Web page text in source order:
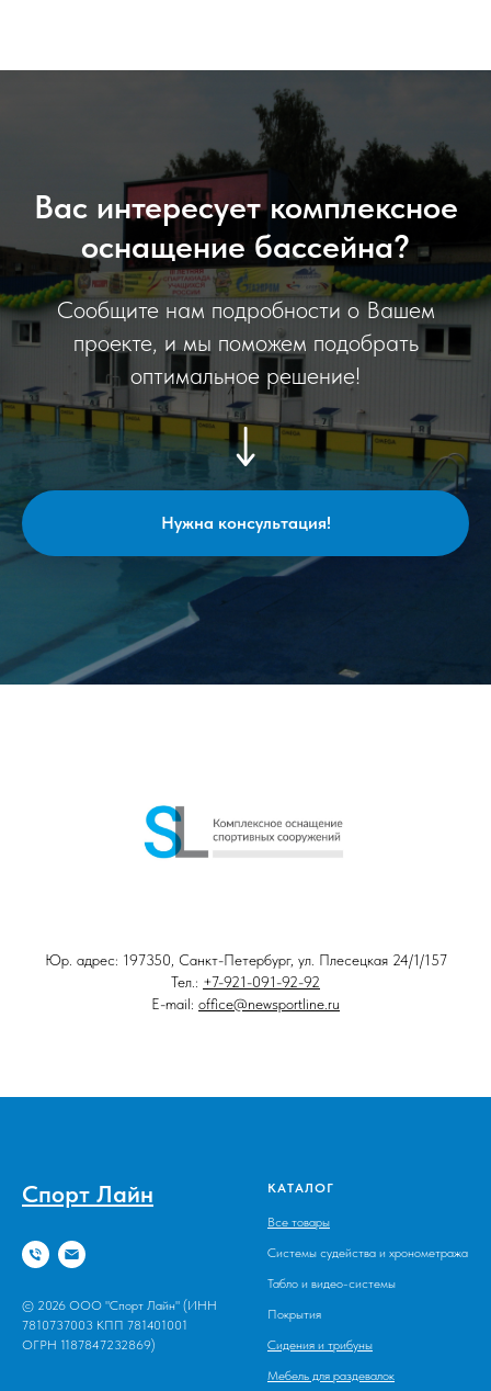
Вас интересует комплексное
оснащение бассейна?
Сообщите нам подробности о Вашем
проекте, и мы поможем подобрать
оптимальное решение!
Нужна консультация!
Юр. адрес: 197350, Санкт-Петербург, ул. Плесецкая 24/1/157
Тел.: +7-921-091-92-92
E-mail: office@newsportline.ru
Спорт Лайн
© 2026 ООО "Спорт Лайн" (ИНН
7810737003 КПП 781401001
ОГРН 1187847232869)
КАТАЛОГ
Все товары
Системы судейства и хронометража
Табло и видео-системы
Покрытия
Сидения и трибуны
Мебель для раздевалок